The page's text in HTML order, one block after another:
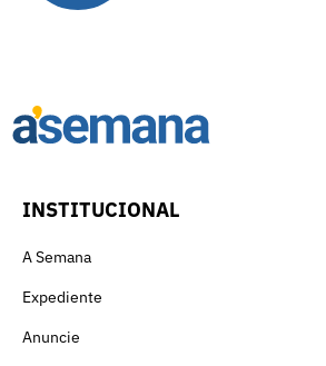
INSTITUCIONAL
A Semana
Expediente
Anuncie